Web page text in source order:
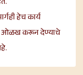
हेच कार्य
ओळख करून देण्याचे